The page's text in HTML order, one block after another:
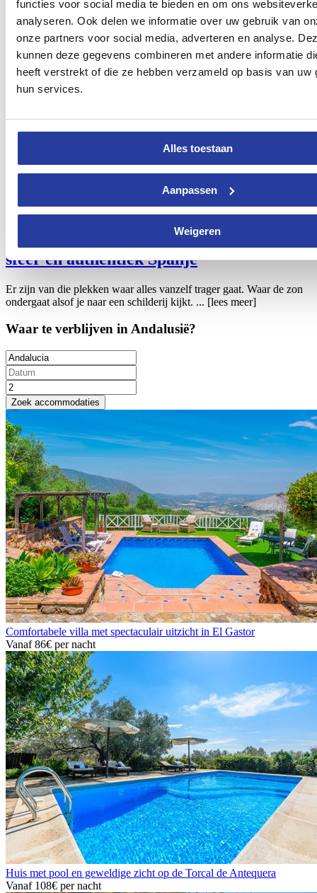
functies voor social media te bieden en om ons
analyseren. Ook delen we informatie over uw gebruik van
onze partners voor social media, adverteren en analyse.
kunnen deze gegevens combineren met andere informatie
heeft verstrekt of die ze hebben verzameld op basis van uw
hun services.
Alles toestaan
Aanpassen
Weigeren
historische route
Spanje is een land doordrenkt van geschiedenis, en weinig plekken
brengen dat zo spectaculair tot leven als de kastelen van ...
meer]
Chipiona ontdekken: jouw gids voor zon,
sfeer en authentiek Spanje
Er zijn van die plekken waar alles vanzelf trager gaat. Waar de zon
ondergaat alsof je naar een schilderij kijkt. ... [lees meer]
Waar te verblijven in Andalusië?
Zoek accommodaties
Comfortabele villa met spectaculair uitzicht in El Gastor
Vanaf86€ per nacht
Huis met pool en geweldige zicht op de Torcal de Antequera
Vanaf 108€ per nacht